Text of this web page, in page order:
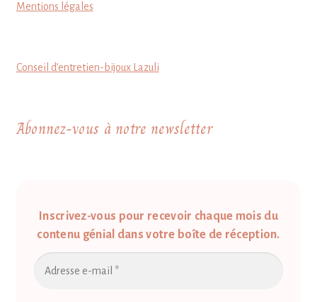
Mentions légales
Conseil d’entretien-bijoux Lazuli
Abonnez-vous à notre newsletter
Inscrivez-vous pour recevoir chaque mois du
contenu génial dans votre boîte de réception.